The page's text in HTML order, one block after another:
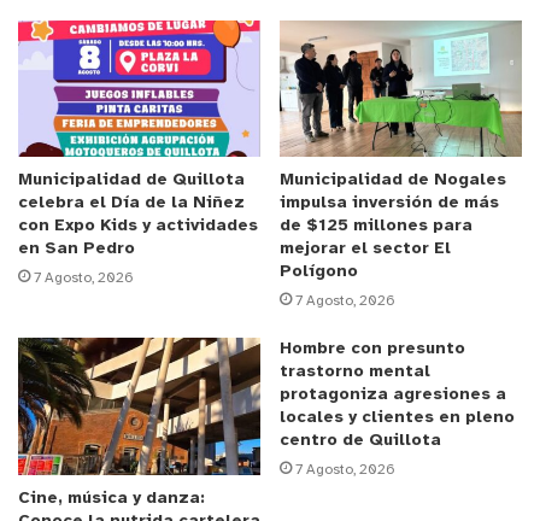
del estudio musical y el Grupo Eclipse Musical
cerrarán la jornada.
y tú, ¿qué opinas?
Municipalidad de Quillota
celebra el Día de la Niñez
con Expo Kids y actividades
en San Pedro
7 Agosto, 2026
Municipalidad de Nogales
impulsa inversión de más
de $125 millones para
mejorar el sector El
Polígono
7 Agosto, 2026
Cine, música y danza:
Hombre con presunto
trastorno mental
protagoniza agresiones a
locales y clientes en pleno
centro de Quillota
7 Agosto, 2026